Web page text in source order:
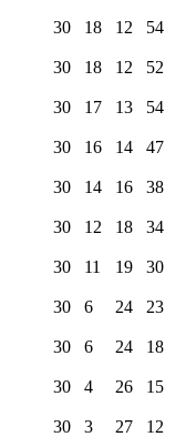
30 18 12 54
30 18 12 52
30 17 13 54
30 16 14 47
30 14 16 38
30 12 18 34
30 11 19 30
30 6 24 23
30 6 24 18
30 4 26 15
30 3 27 12